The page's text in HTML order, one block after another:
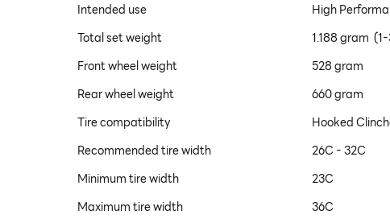
Intended use
High
Total set weight
1.188 gram
Front wheel weight
528 gram
Rear wheel weight
660 gram
Tire compatibility
Hooked
Recommended tire width
26C - 32C
Minimum tire width
23C
Maximum tire width
36C